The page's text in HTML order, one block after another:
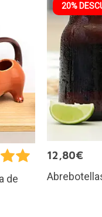
de
20%
12,80€